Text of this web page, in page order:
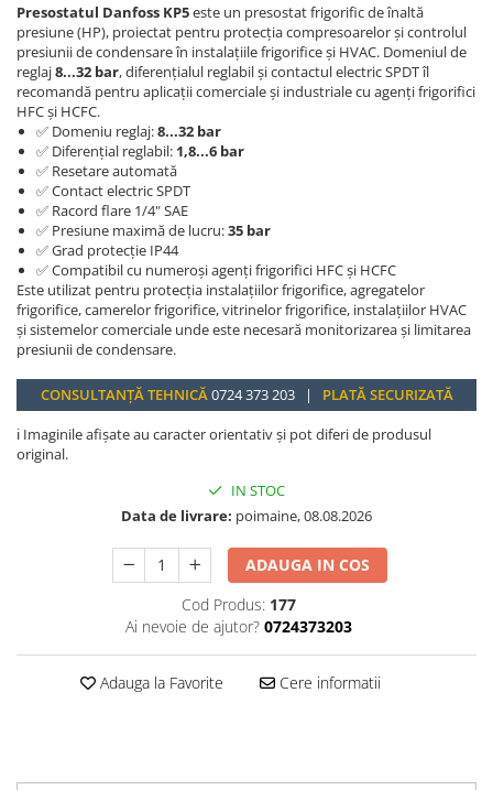
Presostatul Danfoss KP5este un presostat frigorific de înaltă
presiune (HP), proiectat pentru protecția compresoarelor și controlul
presiunii de condensare în instalațiile frigorifice și HVAC. Domeniul de
reglaj8...32 bar, diferențialul reglabil și contactul electric SPDT îl
recomandă pentru aplicații comerciale și industriale cu agenți frigorifici
HFC și HCFC.
✅ Domeniu reglaj:8...32 bar
✅ Diferențial reglabil: 1,8...6 bar
✅ Resetare automată
✅ Contact electric SPDT
✅ Racord flare 1/4" SAE
✅ Presiune maximă de lucru:35 bar
✅ Grad protecție IP44
✅ Compatibil cu numeroși agenți frigorifici HFC și HCFC
Este utilizat pentru protecția instalațiilor frigorifice, agregatelor
frigorifice, camerelor frigorifice, vitrinelor frigorifice, instalațiilor HVAC
și sistemelor comerciale unde este necesară monitorizarea și limitarea
presiunii de condensare.
CONSULTANȚĂ TEHNICĂ0724 373 203 | PLATĂ SECURIZATĂ
ℹ️ Imaginile afișate au caracter orientativ și pot diferi de produsul
original.
IN STOC
Data de livrare: poimaine, 08.08.2026
ADAUGA IN COS
Cod Produs: 177
Ai nevoie de ajutor? 0724373203
Adauga la Favorite Cere informatii